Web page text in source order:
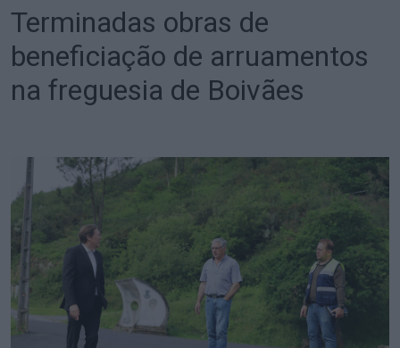
Terminadas obras de
beneficiação de arruamentos
na freguesia de Boivães